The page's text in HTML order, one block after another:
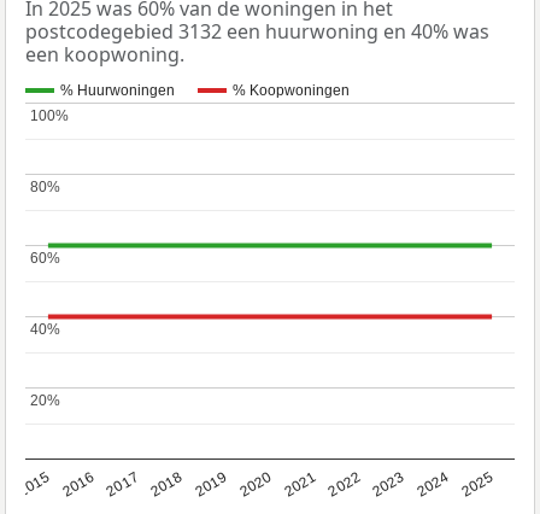
In 2025 was 60% van de woningen in het
postcodegebied 3132 een huurwoning en 40% was
een koopwoning.
% Huurwoningen % Koopwoningen
2015 2016 2017 2018 2019 2020 2021 2022 2023 2024 2025
20%
20%
40%
40%
60%
60%
80%
80%
100%
100%